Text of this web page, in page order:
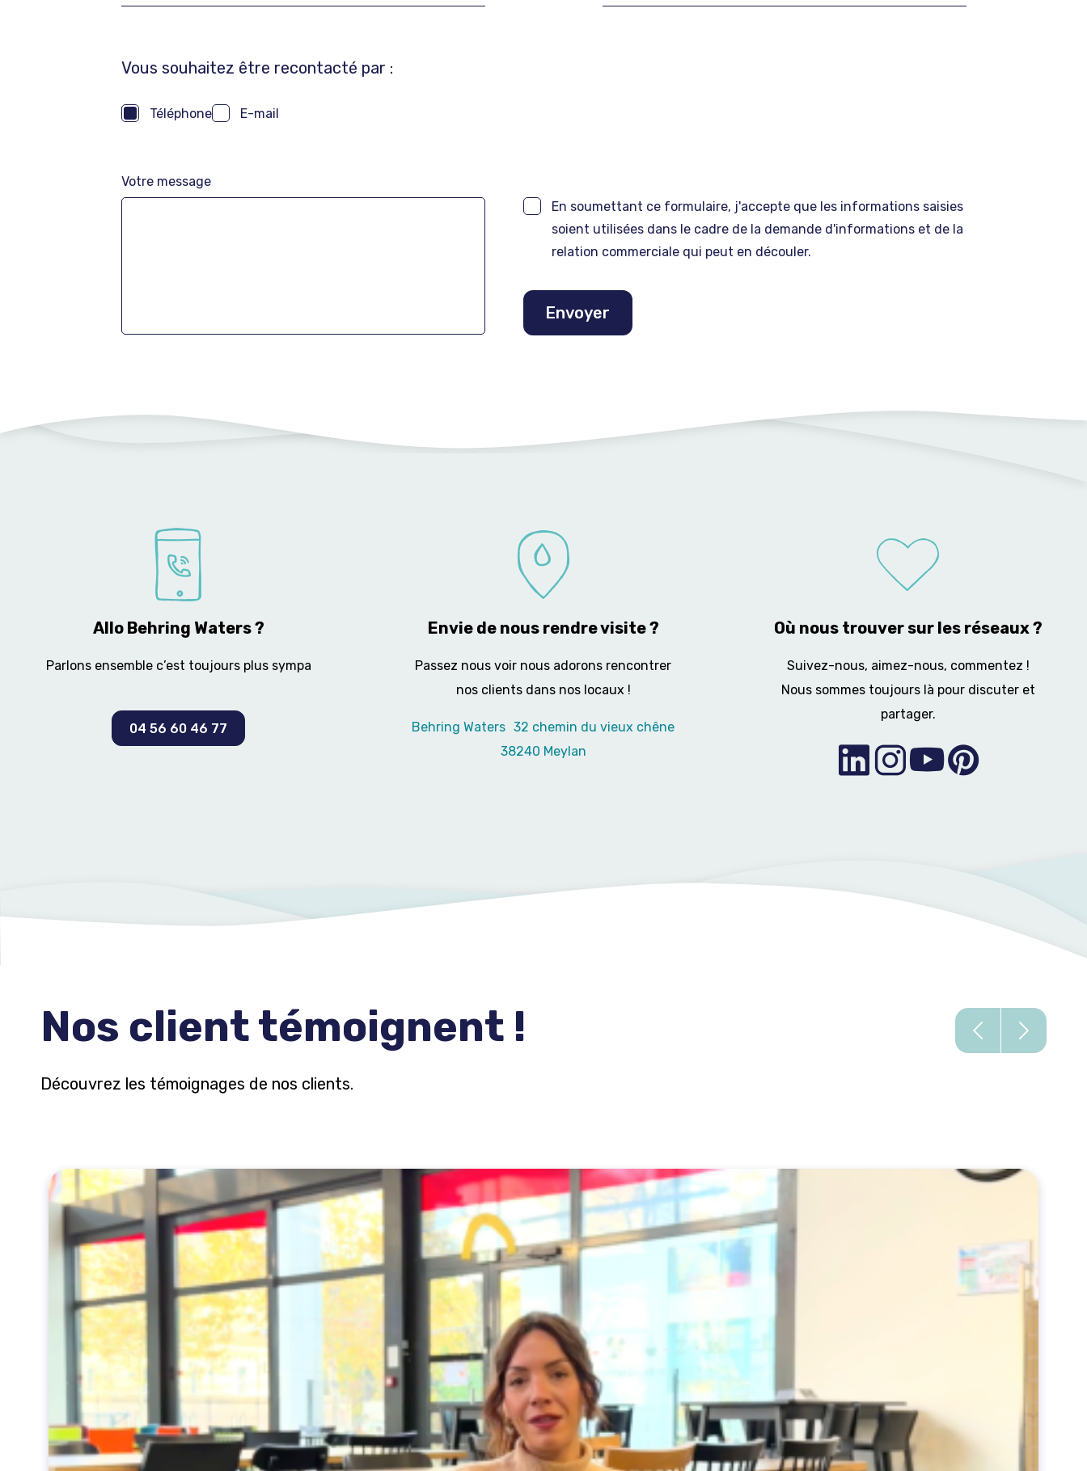
Vous souhaitez être recontacté par :
Téléphone E-mail
Votre message
En soumettant ce formulaire, j'accepte que les informations saisies
soient utilisées dans le cadre de la demande d'informations et de la
relation commerciale qui peut en découler.
Allo Behring Waters ?
Parlons ensemble c’est toujours plus sympa
04 56 60 46 77
Envie de nous rendre visite ?
Passez nous voir nous adorons rencontrer
nos clients dans nos locaux !
Behring Waters 32 chemin du vieux chêne
38240 Meylan
Où nous trouver sur les réseaux ?
Suivez-nous, aimez-nous, commentez !
Nous sommes toujours là pour discuter et
partager.
LinkedinInstagram
YoutubePinterest
Nos client témoignent !
Découvrez les témoignages de nos clients.